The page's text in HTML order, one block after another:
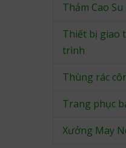
Thảm Cao Su
Thiết bị giao
trình
Thùng rác
Trang phục
Xưởng May